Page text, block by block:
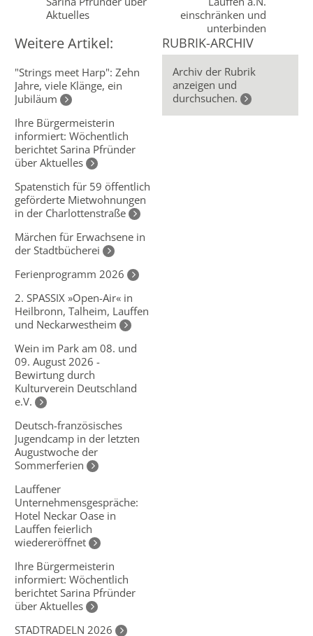
Aktuelles
einschränken und
unterbinden
Weitere Artikel:
"Strings meet Harp": Zehn
Jahre, viele Klänge, ein
Jubiläum
Ihre Bürgermeisterin
informiert: Wöchentlich
berichtet Sarina Pfründer
über Aktuelles
Spatenstich für 59 öffentlich
geförderte Mietwohnungen
in der Charlottenstraße
Märchen für Erwachsene in
der Stadtbücherei
Ferienprogramm 2026
2. SPASSIX »Open-Air« in
Heilbronn, Talheim, Lauffen
und Neckarwestheim
Wein im Park am 08. und
09. August 2026 -
Bewirtung durch
Kulturverein Deutschland
e.V.
Deutsch-französisches
Jugendcamp in der letzten
Augustwoche der
Sommerferien
Lauffener
Unternehmensgespräche:
Hotel Neckar Oase in
Lauffen feierlich
wiedereröffnet
Ihre Bürgermeisterin
informiert: Wöchentlich
berichtet Sarina Pfründer
über Aktuelles
STADTRADELN 2026
RUBRIK-ARCHIV
Archiv der Rubrik
anzeigen und
durchsuchen.